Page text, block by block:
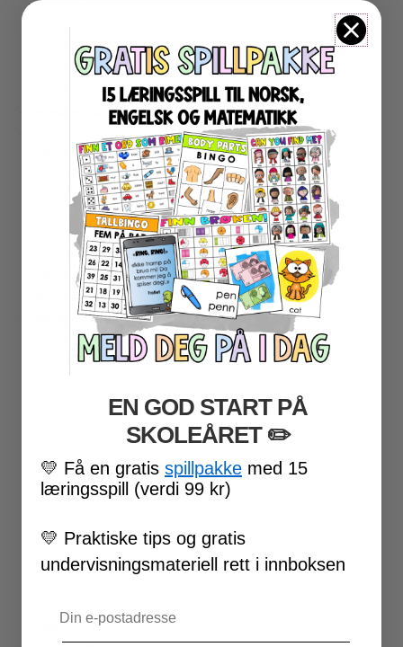
ENGELSK LESING
ENGELSK SKRIVING
ENGELSK GRAMATIKK
ENGELSK ORD- OG BEGREPER
ENGELSK MUNTLIG
★ NORDSAMISK MATERIELL
PROGRAMMERING
LESEKORT FAKTA
FAKTASERIE LESING
SPRÅKSPIRALEN
MATTESPIRALEN
LA OSS REGNE ØVEBØKER
ESCAPE ROOM
★ SESONG OG HØYTIDER
OLYMPISKE LEKER
100 SKOLEDAGER
FØRSKOLE
FOTBALL-VM
FN-DAGEN
HALLOWEEN
UTESKOLE AKTIVITETER
EN GOD START PÅ
SKOLEÅRET​ ✏️
💛 Få en gratis spillpakke med 15
læringsspill (verdi 99 kr)
💛 Praktiske tips og gratis
undervisningsmateriell rett i innboksen